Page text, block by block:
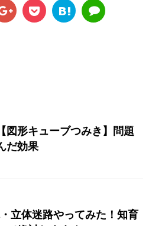
図形キューブつみき】問題
だ効果
立体迷路やってみた！知育